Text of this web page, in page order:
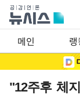
메인 랭
"12주후 체